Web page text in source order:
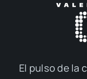
El pul­so de la